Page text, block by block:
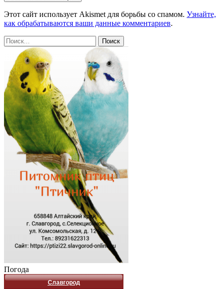
Этот сайт использует Akismet для борьбы со спамом. Узнайте,
как обрабатываются ваши данные комментариев.
Погода
Славгород